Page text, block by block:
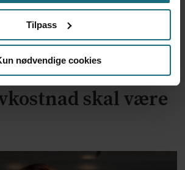
Tilpass
nødvendige cookies
av
skal være